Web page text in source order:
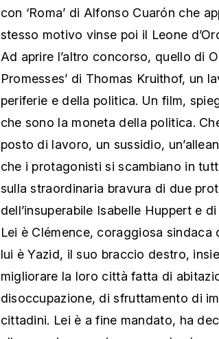
con ‘Roma’ di Alfonso Cuarón che
stesso motivo vinse poi il Leone
Ad aprire l’altro concorso, quello di
Promesses’ di Thomas Kruithof, un
periferie e della politica. Un film,
che sono la moneta della politica.
posto di lavoro, un sussidio,
che i protagonisti si scambiano in
sulla straordinaria bravura di due
dell’insuperabile Isabelle Huppert e
Lei è Clémence, coraggiosa
lui è Yazid, il suo braccio destro,
migliorare la loro città fatta di
disoccupazione, di sfruttamento di
cittadini. Lei è a fine mandato, ha